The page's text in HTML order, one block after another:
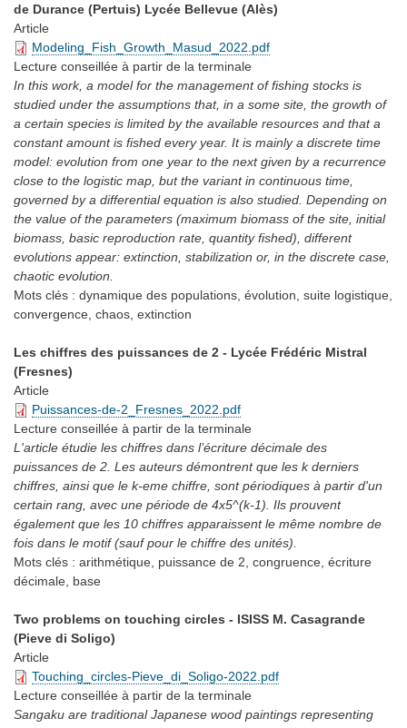
de Durance (Pertuis) Lycée Bellevue (Alès)
Article
Modeling_Fish_Growth_Masud_2022.pdf
Lecture conseillée à partir de la terminale
In this work, a model for the management of fishing stocks is
studied under the assumptions that, in a some site, the growth of
a certain species is limited by the available resources and that a
constant amount is fished every year. It is mainly a discrete time
model: evolution from one year to the next given by a recurrence
close to the logistic map, but the variant in continuous time,
governed by a differential equation is also studied. Depending on
the value of the parameters (maximum biomass of the site, initial
biomass, basic reproduction rate, quantity fished), different
evolutions appear: extinction, stabilization or, in the discrete case,
chaotic evolution.
Mots clés : dynamique des populations, évolution, suite logistique,
convergence, chaos, extinction
Les chiffres des puissances de 2 - Lycée Frédéric Mistral
(Fresnes)
Article
Puissances-de-2_Fresnes_2022.pdf
Lecture conseillée à partir de la terminale
L'article étudie les chiffres dans l’écriture décimale des
puissances de 2. Les auteurs démontrent que les k derniers
chiffres, ainsi que le k-eme chiffre, sont périodiques à partir d'un
certain rang, avec une période de 4x5^(k-1). Ils prouvent
également que les 10 chiffres apparaissent le même nombre de
fois dans le motif (sauf pour le chiffre des unités).
Mots clés : arithmétique, puissance de 2, congruence, écriture
décimale, base
Two problems on touching circles - ISISS M. Casagrande
(Pieve di Soligo)
Article
Touching_circles-Pieve_di_Soligo-2022.pdf
Lecture conseillée à partir de la terminale
Sangaku are traditional Japanese wood paintings representing